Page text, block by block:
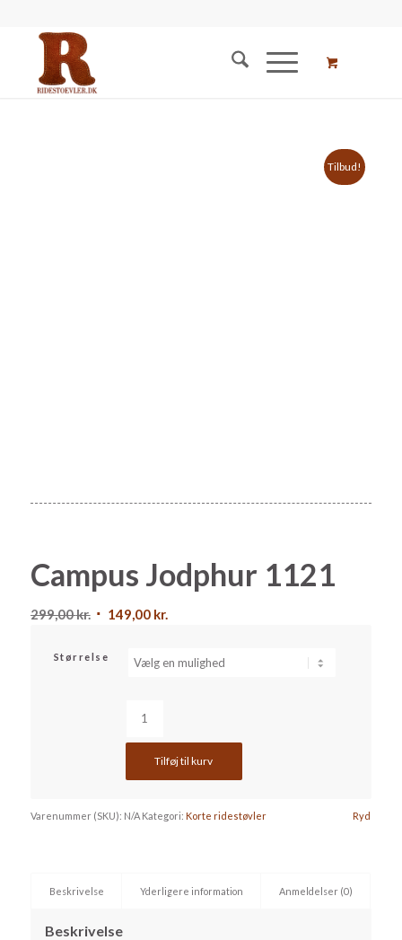
Tilbud!
Campus Jodphur 1121
299,00kr. Den
pris
149,00 kr.
Størrelse
Ryd
Tilføj til kurv
Varenummer (SKU): N/A Kategori: Korte ridestøvler
Beskrivelse Yderligere information Anmeldelser (0)
Beskrivelse